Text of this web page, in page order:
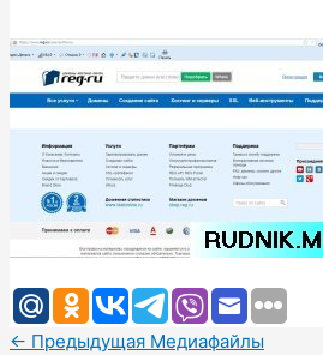
← Предыдущая Медиафайлы